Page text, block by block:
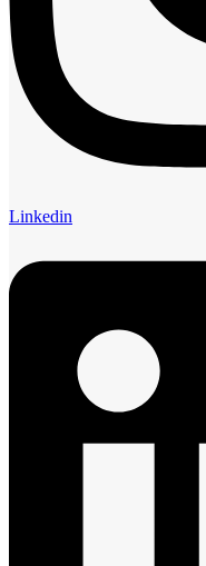
Linkedin